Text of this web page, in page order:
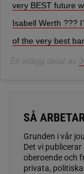
very BEST future
Isabell Werth ???
of the very best
Ett inlägg delat av
SÅ
Grunden i vår
Det vi
oberoende och
privata,